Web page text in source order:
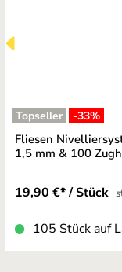
Topseller -33%
Fliesen
1,5 mm & 100
19,90 €* / Stück
105 Stück auf